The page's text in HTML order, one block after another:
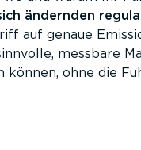
ändernden
auf genaue
messbare
können, ohne die